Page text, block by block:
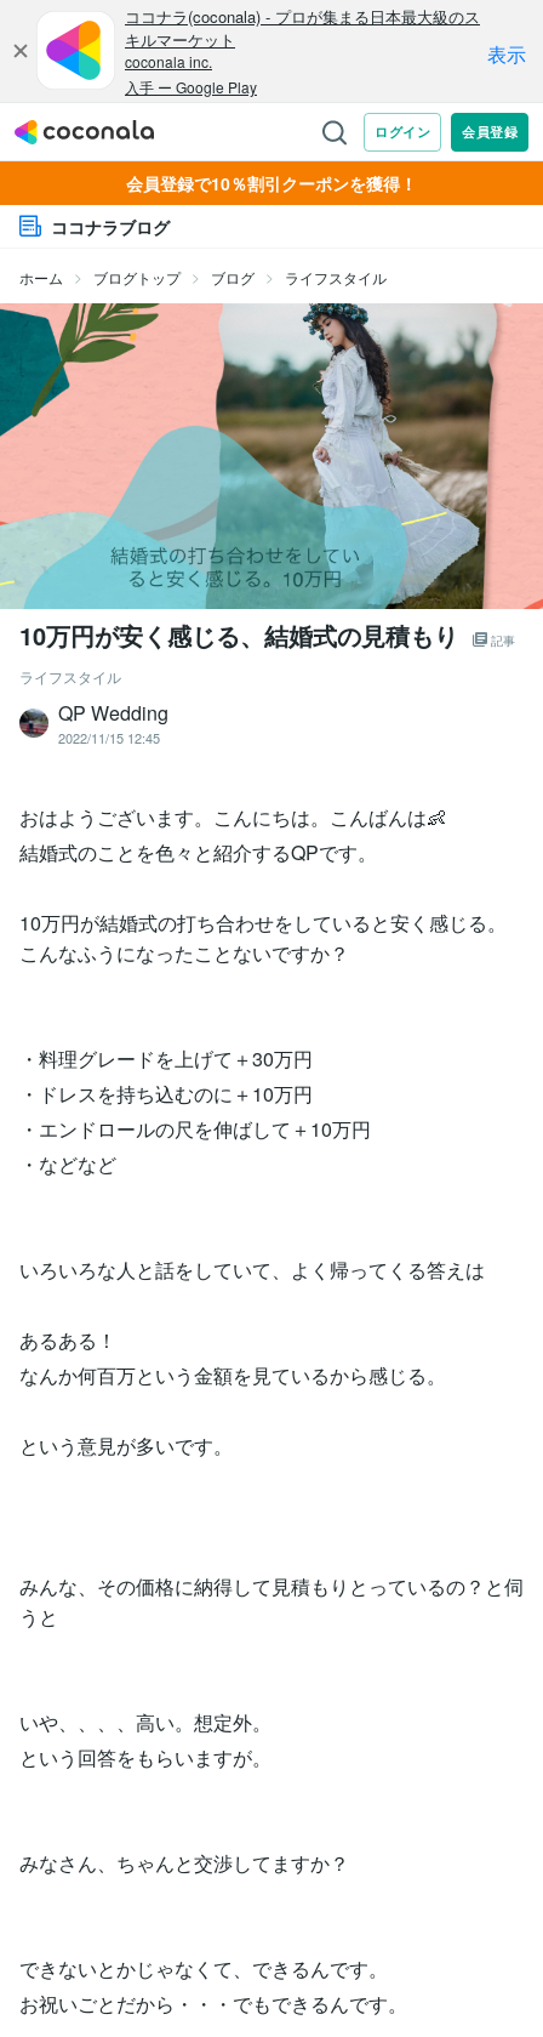
会員登録で10％割引クーポンを獲得！
ココナラブログ
ホーム ブログトップ ブログ ライフスタイル
10万円が安く感じる、結婚式の見積もり 記事
ライフスタイル
QP Wedding
2022/11/15 12:45
おはようございます。こんにちは。こんばんは👶
結婚式のことを色々と紹介するQPです。
10万円が結婚式の打ち合わせをしていると安く感じる。
こんなふうになったことないですか？
・料理グレードを上げて＋30万円
・ドレスを持ち込むのに＋10万円
・エンドロールの尺を伸ばして＋10万円
・などなど
いろいろな人と話をしていて、よく帰ってくる答えは
あるある！
なんか何百万という金額を見ているから感じる。
という意見が多いです。
みんな、その価格に納得して見積もりとっているの？と伺
うと
いや、、、、高い。想定外。
という回答をもらいますが。
みなさん、ちゃんと交渉してますか？
できないとかじゃなくて、できるんです。
お祝いごとだから・・・でもできるんです。